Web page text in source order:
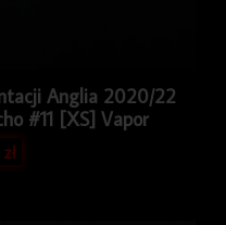
Anglia 2020/22
#11 [XS] Vapor
zł